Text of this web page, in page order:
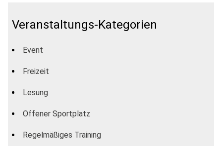
Veranstaltungs-Kategorien
Event
Freizeit
Lesung
Offener Sportplatz
Regelmäßiges Training